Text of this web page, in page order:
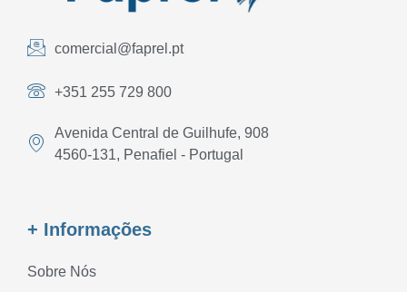
comercial@faprel.pt
+351 255 729 800
Avenida Central de Guilhufe, 908
4560-131, Penafiel - Portugal
+ Informações
Sobre Nós